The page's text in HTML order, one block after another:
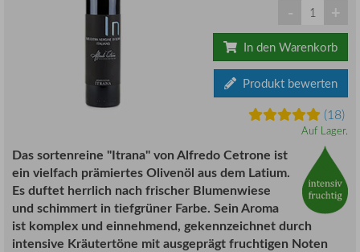
- +
In den Warenkorb
Produkt bewerten
(18)
Auf Lager.
Das sortenreine "Itrana" von Alfredo Cetrone ist
ein vielfach prämiertes Olivenöl aus dem Latium.
Es duftet herrlich nach frischer Blumenwiese
und schimmert in tiefgrüner Farbe. Sein Aroma
ist komplex und einnehmend, gekennzeichnet durch
intensive Kräutertöne mit ausgeprägt fruchtigen Noten